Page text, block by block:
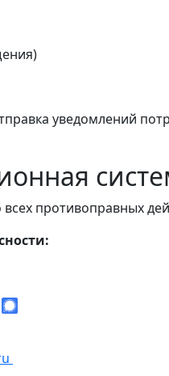
уведомлений
противоправных